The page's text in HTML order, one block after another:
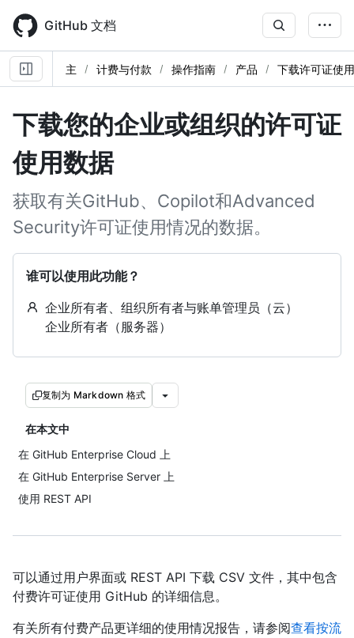
main
content
GitHub 文档
主 计费与付款 操作指南 产品 下载许可证使
下载您的企业或组织的许可证
使用数据
获取有关GitHub、Copilot和Advanced
Security许可证使用情况的数据。
谁可以使用此功能？
企业所有者、组织所有者与账单管理员（云）
企业所有者（服务器）
复制为 Markdown 格式
在本文中
在 GitHub Enterprise Cloud 上
在 GitHub Enterprise Server 上
使用 REST API
可以通过用户界面或 REST API 下载 CSV 文件，其中包含
付费许可证使用 GitHub 的详细信息。
有关所有付费产品更详细的使用情况报告，请参阅查看按流